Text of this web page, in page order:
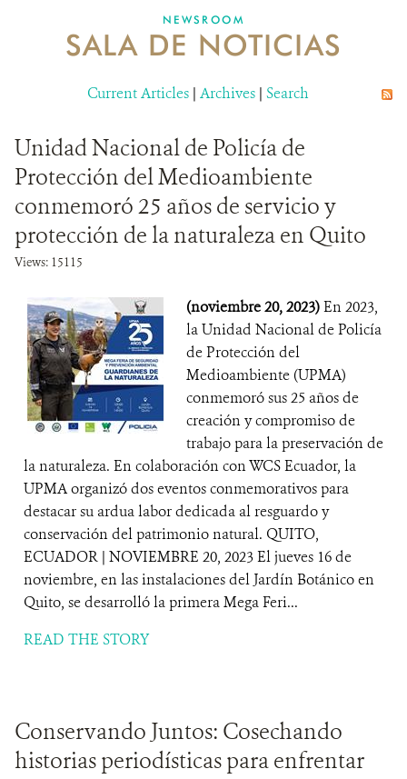
MECANISMO DE ATENCIÓN DE QUEJAS Y RECLAMOS
DONA
NEWSROOM
SALA DE NOTICIAS
Current Articles | Archives | Search
Unidad Nacional de Policía de
Protección del Medioambiente
conmemoró 25 años de servicio y
protección de la naturaleza en Quito
Views: 15115
(noviembre 20, 2023)En 2023,
la Unidad Nacional de Policía
de Protección del
Medioambiente (UPMA)
conmemoró sus 25 años de
creación y compromiso de
trabajo para la preservación de
la naturaleza. En colaboración con WCS Ecuador, la
UPMA organizó dos eventos conmemorativos para
destacar su ardua labor dedicada al resguardo y
conservación del patrimonio natural. QUITO,
ECUADOR | NOVIEMBRE 20, 2023 El jueves 16 de
noviembre, en las instalaciones del Jardín Botánico en
Quito, se desarrolló la primera Mega Feri...
READ THE STORY
Conservando Juntos: Cosechando
historias periodísticas para enfrentar